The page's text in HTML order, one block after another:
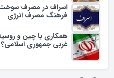
اسراف در مصرف سوخت
فرهنگ مصرف انرژی
همکاری با چین و
غربی جمهوری اسلامی؟